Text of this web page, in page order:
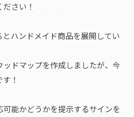
さい！
ハンドメイド商品を展開してい
ドマップを作成しましたが、今
！
能かどうかを提示するサインを